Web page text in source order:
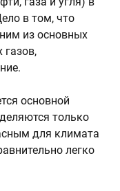
в том, что
из основных
газов,
основной
только
для климата
легко